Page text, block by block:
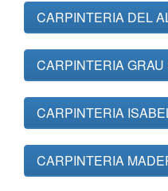
CARPINTERIA DEL
CARPINTERIA
CARPINTERIA
CARPINTERIA